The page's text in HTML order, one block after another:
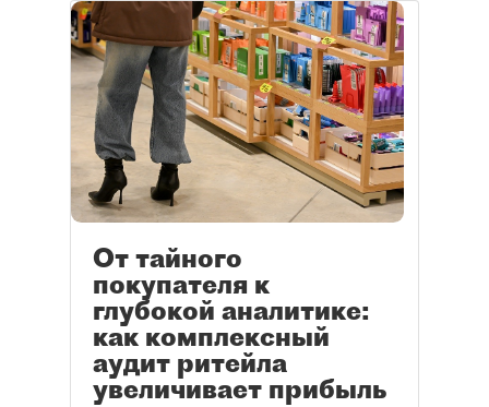
От тайного
покупателя к
глубокой аналитике:
как комплексный
аудит ритейла
увеличивает прибыль